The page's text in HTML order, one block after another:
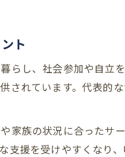
福祉サービス苦情相
大阪市相談支援事業
ト
らし、社会参加や自
されています。代表的
家族の状況に合った
援を受けやすくなり、